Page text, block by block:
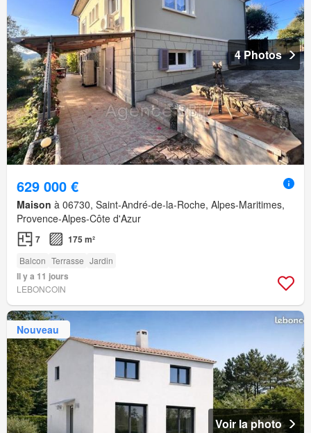
4 Photos
629 000 €
Maison à 06730, Saint-André-de-la-Roche, Alpes-Maritimes,
Provence-Alpes-Côte d'Azur
7 175 m²
Balcon Terrasse Jardin
Il y a 11 jours
LEBONCOIN
Nouveau
Voir la photo